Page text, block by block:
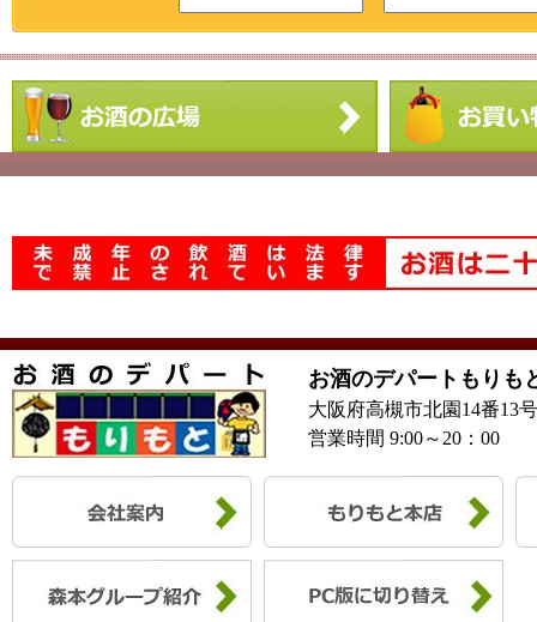
お酒のデパートもりも
大阪府高槻市北園14番13
営業時間 9:00～20：00